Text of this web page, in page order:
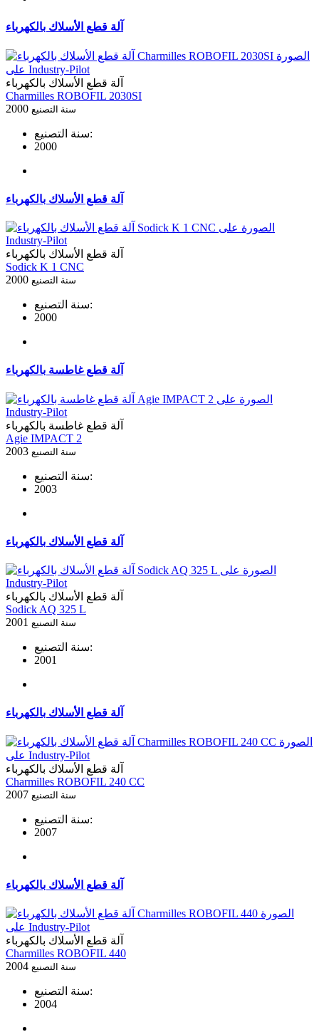
آلة قطع الأسلاك بالكهرباء
آلة قطع الأسلاك بالكهرباء
Charmilles ROBOFIL 2030SI
سنة التصنيع
سنة التصنيع:
2000
آلة قطع الأسلاك بالكهرباء
آلة قطع الأسلاك بالكهرباء
Sodick K 1 CNC
سنة التصنيع
سنة التصنيع:
2000
آلة قطع غاطسة بالكهرباء
آلة قطع غاطسة بالكهرباء
Agie IMPACT 2
سنة التصنيع
سنة التصنيع:
2003
آلة قطع الأسلاك بالكهرباء
آلة قطع الأسلاك بالكهرباء
Sodick AQ 325 L
سنة التصنيع
سنة التصنيع:
2001
آلة قطع الأسلاك بالكهرباء
آلة قطع الأسلاك بالكهرباء
Charmilles ROBOFIL 240 CC
سنة التصنيع
سنة التصنيع:
2007
آلة قطع الأسلاك بالكهرباء
آلة قطع الأسلاك بالكهرباء
Charmilles ROBOFIL 440
سنة التصنيع
سنة التصنيع:
2004